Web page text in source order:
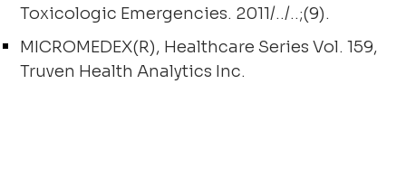
Toxicologic Emergencies. 2011/../..;(9).
MICROMEDEX(R), Healthcare Series Vol. 159,
Truven Health Analytics Inc.